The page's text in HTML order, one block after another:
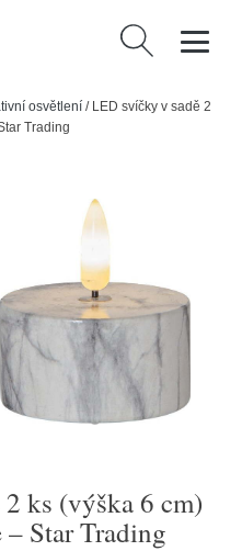
Vyhledávání
osvětlení / LED svíčky v sadě 2
Trading
ks (výška 6 cm)
Star Trading